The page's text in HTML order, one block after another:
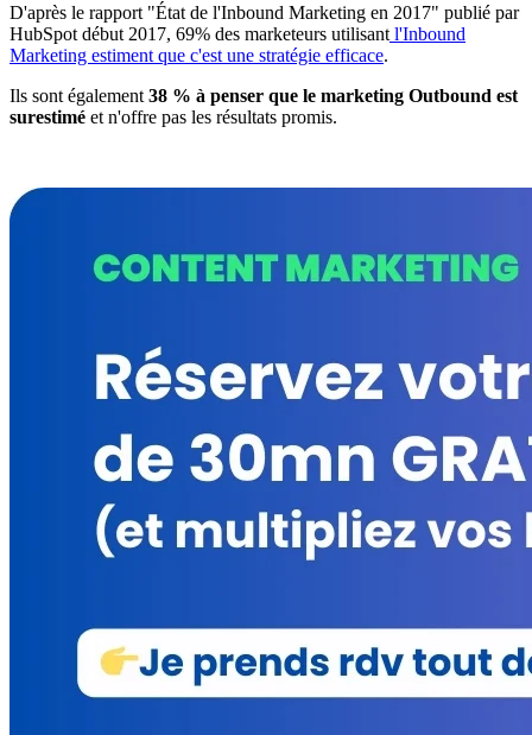
D'après le rapport "État de l'Inbound Marketing en 2017" publié par
HubSpot début 2017, 69% des marketeurs utilisant l'Inbound
Marketing estiment que c'est une stratégie efficace.
Ils sont également 38 % à penser que le marketing Outbound est
surestimé et n'offre pas les résultats promis.